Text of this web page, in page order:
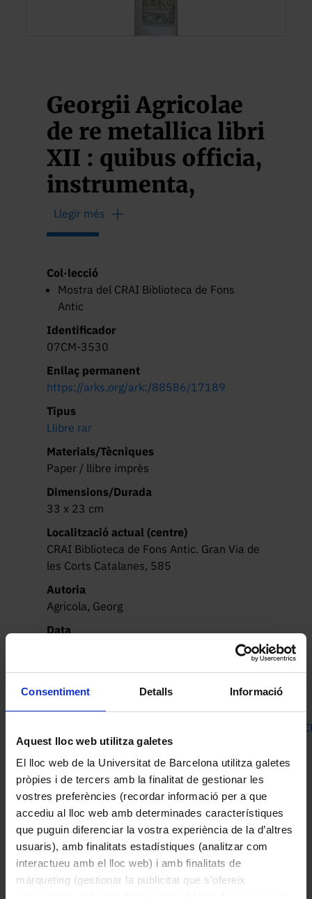
Consentiment Detalls Informació
Aquest lloc web utilitza galetes
El lloc web de la Universitat de Barcelona utilitza galetes
pròpies i de tercers amb la finalitat de gestionar les
vostres preferències (recordar informació per a que
accediu al lloc web amb determinades característiques
que puguin diferenciar la vostra experiència de la d’altres
usuaris), amb finalitats estadístiques (analitzar com
interactueu amb el lloc web) i amb finalitats de
màrqueting (gestionar la publicitat que s’ofereix
Georgii Agricolae
de re metallica libri
XII : quibus officia,
instrumenta,
machinae, ac
omnia deniq[ue]
ad metallicam
spectantia non
modo
luculentissimè
describuntur … ;
eivsdem de
animantibvs
svbterraneis liber
Llegir més
Col·lecció
Mostra del CRAI Biblioteca de Fons
Antic
Identificador
07CM-3530
Enllaç permanent
https://arks.org/ark:/88586/17189
Tipus
Llibre rar
Materials/Tècniques
Paper / llibre imprès
Dimensions/Durada
33 x 23 cm
Localització actual (centre)
CRAI Biblioteca de Fons Antic. Gran Via de
les Corts Catalanes, 585
Autoria
Agricola, Georg
Data
Drets
Protegit per dret d'autor
Descripció
https://museuvirtual.ub.edu/ub/fonsreservacatala/
3530 Agricola.pdf
Altres peces de la col·lecció